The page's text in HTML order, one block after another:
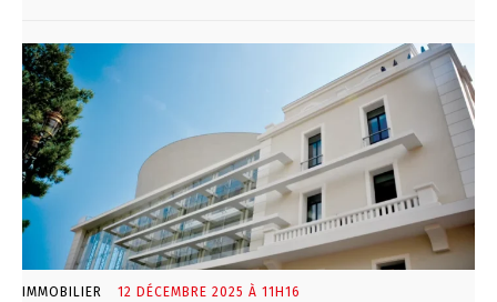
IMMOBILIER 12 DÉCEMBRE 2025 À 11H16